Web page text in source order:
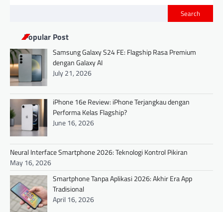
Search
Popular Post
Samsung Galaxy S24 FE: Flagship Rasa Premium
dengan Galaxy AI
July 21, 2026
iPhone 16e Review: iPhone Terjangkau dengan
Performa Kelas Flagship?
June 16, 2026
Neural Interface Smartphone 2026: Teknologi Kontrol Pikiran
May 16, 2026
Smartphone Tanpa Aplikasi 2026: Akhir Era App
Tradisional
April 16, 2026